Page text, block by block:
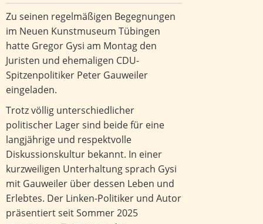
Zu seinen regelmäßigen Begegnungen
im Neuen Kunstmuseum Tübingen
hatte Gregor Gysi am Montag den
Juristen und ehemaligen CDU-
Spitzenpolitiker Peter Gauweiler
eingeladen.
Trotz völlig unterschiedlicher
politischer Lager sind beide für eine
langjährige und respektvolle
Diskussionskultur bekannt. In einer
kurzweiligen Unterhaltung sprach Gysi
mit Gauweiler über dessen Leben und
Erlebtes. Der Linken-Politiker und Autor
präsentiert seit Sommer 2025